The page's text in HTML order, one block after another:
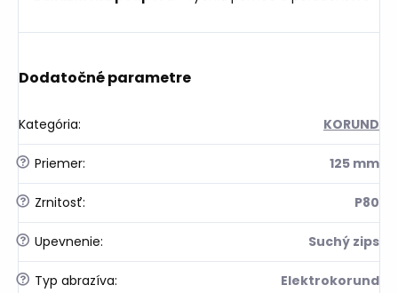
Dodatočné parametre
Kategória: KORUND
? Priemer: 125 mm
? Zrnitosť: P80
? Upevnenie: Suchý zips
? Typ abrazíva: Elektrokorund